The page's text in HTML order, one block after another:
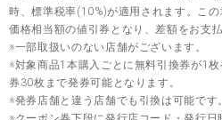
時、標準税率(10%)が適用されます。こ
価格相当額の値引券となり、差額をお支
※一部取扱いのない店舗がございます。
※対象商品1本購入ごとに無料引換券が1
券30枚まで発券可能となります。
※発券店舗と違う店舗でも引換は可能です。